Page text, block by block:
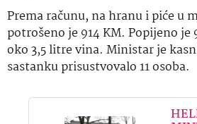
Prema računu, na hranu i piće u
potrošeno je 914 KM. Popijeno
oko 3,5 litre vina. Ministar je
sastanku prisustvovalo 11 osoba.